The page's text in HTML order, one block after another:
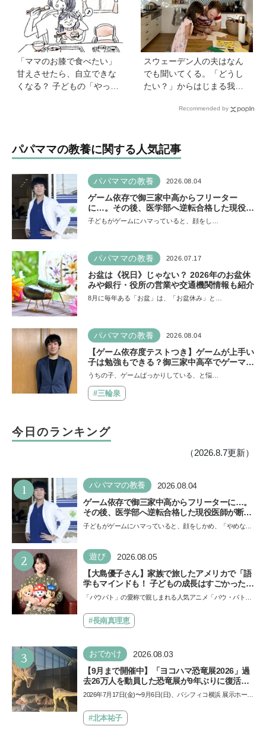
「ママのお膝で食べたい」
甘えさせたら、自立できな
くなる？ 子どもの「やっ
スウェーデン人の夫はなん
でも聞いてくる。「どうし
たい？」からはじまる我が
て vol.24】Recommended by
パパママの教養に関する人気記事
パパママの教養 2026.08.04
ゲーム依存で御三家中高からフリーター
に…。その後、医学部へ逆転合格した現役医
師が断言「ゲームの経験が受験勉強に役立っ
子どもがゲームにハマっていると、顔をし…
パパママの教養 2026.07.17
お盆は《祝日》じゃない？ 2026年のお盆休
みや銀行・役所の営業や交通機関情報も紹介
8月に毎年ある「お盆」は、「お盆休み」と…
パパママの教養 2026.08.04
【ゲーム依存度テストつき】ゲームが上手い
子は勉強もできる？御三家中高卒でゲーマー
の医師・阿部智史さんが教えるゲームしなが
うちの子、ゲームばっかりしている、と悩…
#三輪泉
今日のランキング
（2026.8.7更新）
1 パパママの教養 2026.08.04
ゲーム依存で御三家中高からフリーターに…。
その後、医学部へ逆転合格した現役医師が断言
「ゲームの経験が受験勉強に役立った」そう考
子どもがゲームにハマっていると、顔をしかめ、「やめなさ
い…
2 遊び 2026.08.05
【大島優子さん】家族で旅したアメリカで「語
学もマインドも！ 子どもの成長はすごかった」
声優をつとめた映画『パウ・パトロール ザ・ダ
できると子どもに知ってほしい
「パウパト」の愛称で親しまれる人気アニメ「パウ・パトロ
ザ…#長南真理恵
3 おでかけ 2026.08.03
【9月まで開催中】「ヨコハマ恐竜展2026」過
去26万人を動員した恐竜展が9年ぶりに復活！
夏休みのおでかけで楽しむポイントを完全ガイ
2026年7月17日(金)〜9月6日(日)、パシフィコ横浜 展示ホール
催…#北本祐子